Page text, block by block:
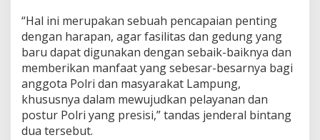
“Hal ini merupakan sebuah pencapaian penting
dengan harapan, agar fasilitas dan gedung yang
baru dapat digunakan dengan sebaik-baiknya dan
memberikan manfaat yang sebesar-besarnya bagi
anggota Polri dan masyarakat Lampung,
khususnya dalam mewujudkan pelayanan dan
postur Polri yang presisi,” tandas jenderal bintang
dua tersebut.